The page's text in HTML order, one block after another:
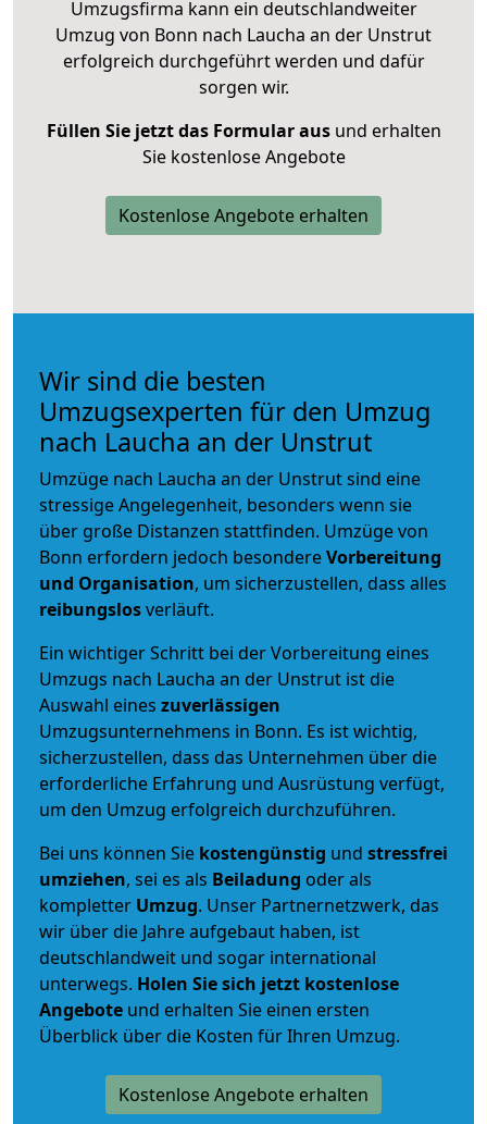
Umzugsfirma kann ein deutschlandweiter
Umzug von Bonn nach Laucha an der Unstrut
erfolgreich durchgeführt werden und dafür
sorgen wir.
Füllen Sie jetzt das Formular ausund erhalten
Sie kostenlose Angebote
Kostenlose Angebote erhalten
Wir sind die besten
Umzugsexperten für den Umzug
nach Laucha an der Unstrut
Umzüge nach Laucha an der Unstrut sind eine
stressige Angelegenheit, besonders wenn sie
über große Distanzen stattfinden. Umzüge von
Bonn erfordern jedoch besondereVorbereitung
und Organisation, um sicherzustellen, dass alles
reibungslosverläuft.
Ein wichtiger Schritt bei der Vorbereitung eines
Umzugs nach Laucha an der Unstrut ist die
Auswahl eines zuverlässigen
Umzugsunternehmens in Bonn. Es ist wichtig,
sicherzustellen, dass das Unternehmen über die
erforderliche Erfahrung und Ausrüstung verfügt,
um den Umzug erfolgreich durchzuführen.
Bei uns können Sie kostengünstig und stressfrei
umziehen, sei es als Beiladung oder als
kompletter Umzug. Unser Partnernetzwerk, das
wir über die Jahre aufgebaut haben, ist
deutschlandweit und sogar international
unterwegs. Holen Sie sich jetzt kostenlose
Angebote und erhalten Sie einen ersten
Überblick über die Kosten für Ihren Umzug.
Kostenlose Angebote erhalten